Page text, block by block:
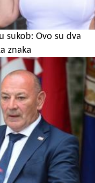
sukob: Ovo su dva
znaka